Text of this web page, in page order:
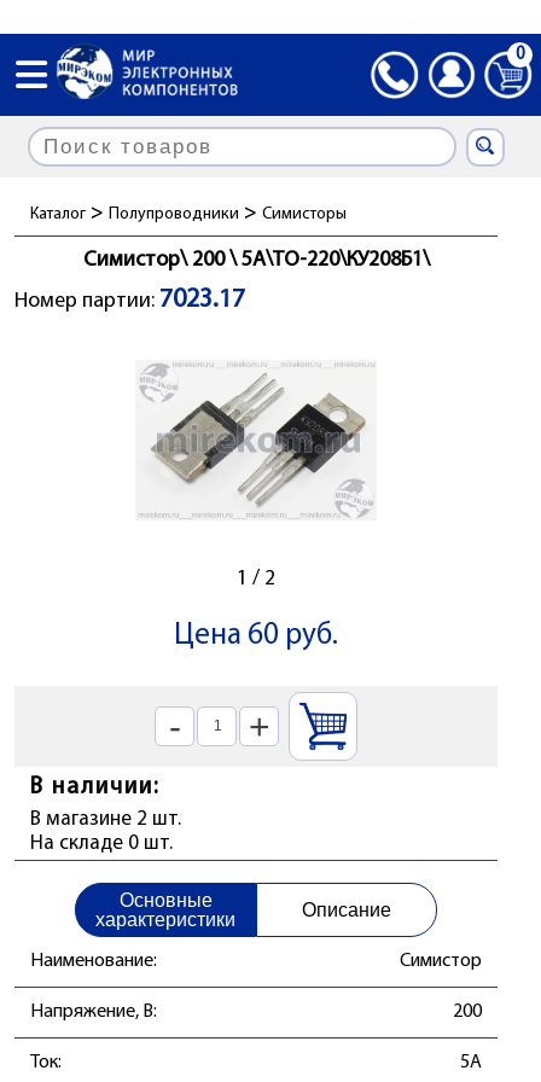
0
Каталог > Полупроводники > Симисторы
Симистор\ 200 \ 5А\TO-220\КУ208Б1\
Номер партии: 7023.17
1 / 2
Цена 60 руб.
- +
В наличии:
В магазине 2 шт.
На складе 0 шт.
Основные
характеристики
Описание
Наименование: Симистор
Напряжение, В: 200
Ток: 5А